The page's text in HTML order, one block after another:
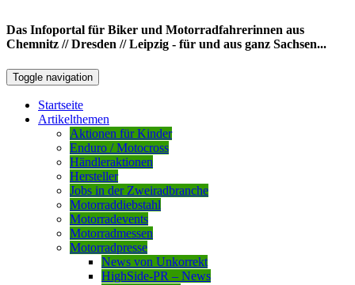
Das Infoportal für Biker und Motorradfahrerinnen aus
Chemnitz // Dresden // Leipzig - für und aus ganz Sachsen...
Toggle navigation
Startseite
Artikelthemen
Aktionen für Kinder
Enduro / Motocross
Händleraktionen
Hersteller
Jobs in der Zweiradbranche
Motorraddiebstahl
Motorradevents
Motorradmessen
Motorradpresse
News von Unkorrekt
HighSide-PR – News